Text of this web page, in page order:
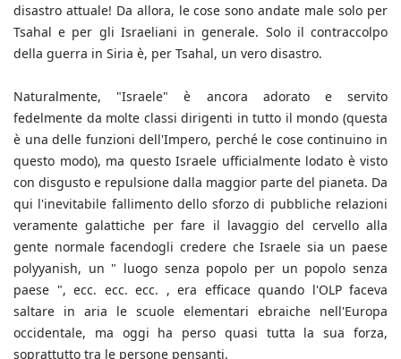
disastro attuale! Da allora, le cose sono andate male solo per
Tsahal e per gli Israeliani in generale. Solo il contraccolpo
della guerra in Siria è, per Tsahal, un vero disastro.
Naturalmente, "Israele" è ancora adorato e servito
fedelmente da molte classi dirigenti in tutto il mondo (questa
è una delle funzioni dell'Impero, perché le cose continuino in
questo modo), ma questo Israele ufficialmente lodato è visto
con disgusto e repulsione dalla maggior parte del pianeta. Da
qui l'inevitabile fallimento dello sforzo di pubbliche relazioni
veramente galattiche per fare il lavaggio del cervello alla
gente normale facendogli credere che Israele sia un paese
polyyanish, un " luogo senza popolo per un popolo senza
paese ", ecc. ecc. ecc. , era efficace quando l'OLP faceva
saltare in aria le scuole elementari ebraiche nell'Europa
occidentale, ma oggi ha perso quasi tutta la sua forza,
soprattutto tra le persone pensanti.